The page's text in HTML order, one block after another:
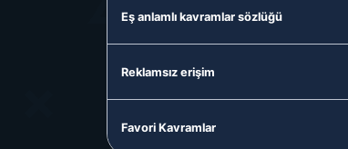
Eş anlamlı kavramlar sözlüğü
Reklamsız erişim
Favori Kavramlar